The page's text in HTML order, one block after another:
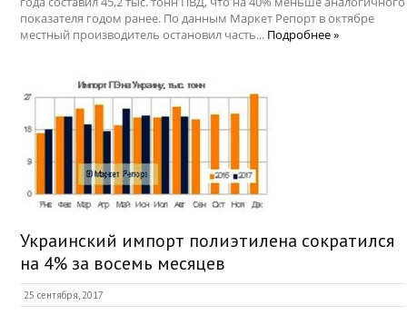
показателя годом ранее. По данным Маркет Репорт в октябре
местный производитель остановил часть... Подробнее »
Украинский импорт полиэтилена сократился
на 4% за восемь месяцев
25 сентября, 2017